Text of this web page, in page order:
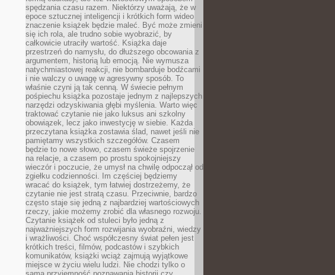
spędzania czasu razem. Niektórzy uważają, że w
epoce sztucznej inteligencji i krótkich form wideo
znaczenie książek będzie maleć. Być może zmieni
się ich rola, ale trudno sobie wyobrazić, by
całkowicie utraciły wartość. Książka daje
przestrzeń do namysłu, do dłuższego obcowania z
argumentem, historią lub emocją. Nie wymusza
natychmiastowej reakcji, nie bombarduje bodźcami
i nie walczy o uwagę w agresywny sposób. To
właśnie czyni ją tak cenną. W świecie pełnym
pośpiechu książka pozostaje jednym z najlepszych
narzędzi odzyskiwania głębi myślenia. Warto więc
traktować czytanie nie jako luksus ani szkolny
obowiązek, lecz jako inwestycję w siebie. Każda
przeczytana książka zostawia ślad, nawet jeśli nie
pamiętamy wszystkich szczegółów. Czasem
będzie to nowe słowo, czasem świeże spojrzenie
na relacje, a czasem po prostu spokojniejszy
wieczór i poczucie, że umysł na chwilę odpoczął od
zgiełku codzienności. Im częściej będziemy
wracać do książek, tym łatwiej dostrzeżemy, że
czytanie nie jest stratą czasu. Przeciwnie, bardzo
często staje się jedną z najbardziej wartościowych
rzeczy, jakie możemy zrobić dla własnego rozwoju.
Czytanie książek od stuleci było jedną z
najważniejszych form rozwijania wyobraźni, wiedzy
i wrażliwości. Choć współczesny świat pełen jest
krótkich treści, filmów, podcastów i szybkich
komunikatów, książki wciąż zajmują wyjątkowe
miejsce w życiu wielu ludzi. Nie chodzi tylko o